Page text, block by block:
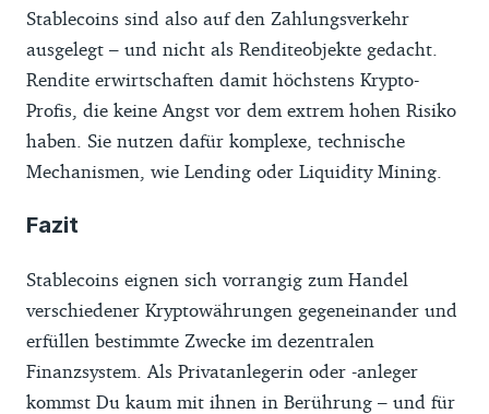
Stablecoins sind also auf den Zahlungsverkehr
ausgelegt – und nicht als Renditeobjekte gedacht.
Rendite erwirtschaften damit höchstens Krypto-
Profis, die keine Angst vor dem extrem hohen Risiko
haben. Sie nutzen dafür komplexe, technische
Mechanismen, wie Lending oder Liquidity Mining.
Fazit
Stablecoins eignen sich vorrangig zum Handel
verschiedener Kryptowährungen gegeneinander und
erfüllen bestimmte Zwecke im dezentralen
Finanzsystem. Als Privatanlegerin oder -anleger
kommst Du kaum mit ihnen in Berührung – und für